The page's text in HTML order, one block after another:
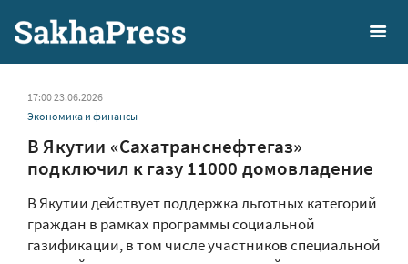
17:00 23.06.2026
Экономика и финансы
В Якутии «Сахатранснефтегаз»
подключил к газу 11000 домовладение
В Якутии действует поддержка льготных категорий
граждан в рамках программы социальной
газификации, в том числе участников специальной